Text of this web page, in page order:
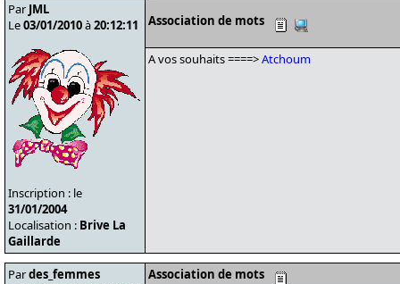
Par JML
Le03/01/2010à20:12:11
Inscription : le
31/01/2004
Localisation : Brive La
Gaillarde
Association de mots
A vos souhaits ====>Atchoum
Pardes_femmes
Association de mots